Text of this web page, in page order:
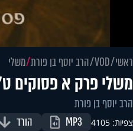
ראשי VOD הרב יוסף בן פורת משלי
משלי פרק א פסוקים
הרב יוסף בן פורת
צפיות: 4105 MP3 הורד